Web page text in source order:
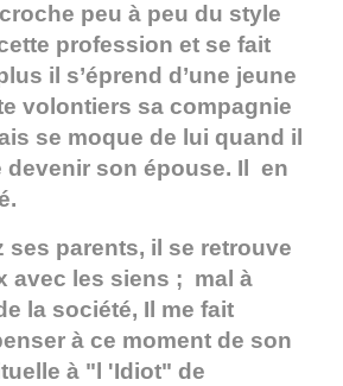
peu à peu du style
profession et se fait
il s’éprend d’une jeune
volontiers sa compagnie
se moque de lui quand il
devenir son épouse. Il en
ses parents, il se retrouve
avec les siens ; mal à
la société, Il me fait
à ce moment de son
à "l 'Idiot" de